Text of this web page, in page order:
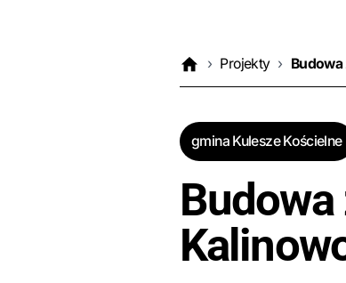
› Projekty › Budowa
gmina Kulesze Kościelne